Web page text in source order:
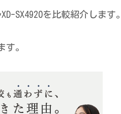
SX4920を比較紹介します。
す。